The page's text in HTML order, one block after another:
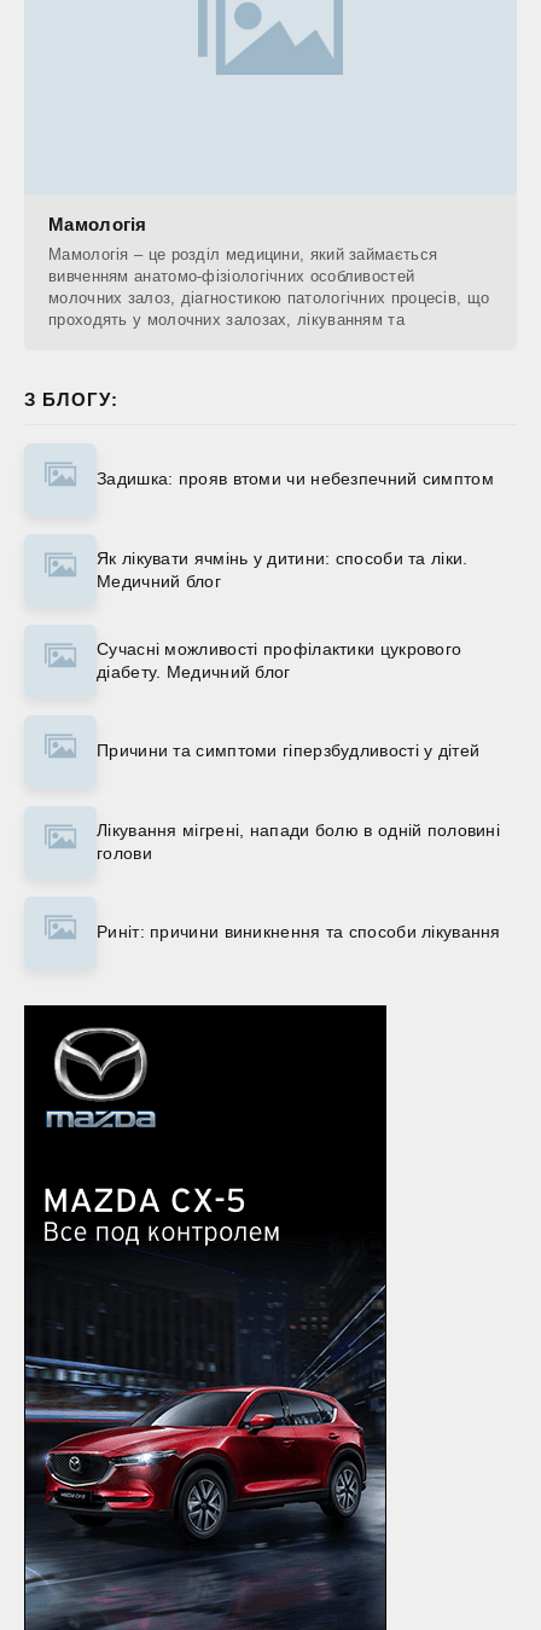
Мамологія
Мамологія – це розділ медицини, який займається
вивченням анатомо-фізіологічних особливостей
молочних залоз, діагностикою патологічних процесів, що
проходять у молочних залозах, лікуванням та
З БЛОГУ:
Задишка: прояв втоми чи небезпечний симптом
Як лікувати ячмінь у дитини: способи та ліки.
Медичний блог
Сучасні можливості профілактики цукрового
діабету. Медичний блог
Причини та симптоми гіперзбудливості у дітей
Лікування мігрені, напади болю в одній половині
голови
Риніт: причини виникнення та способи лікування